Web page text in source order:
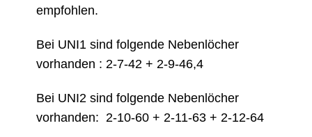
empfohlen.
Bei UNI1 sind folgende Nebenlöcher
vorhanden : 2-7-42 + 2-9-46,4
Bei UNI2 sind folgende Nebenlöcher
vorhanden: 2-10-60 + 2-11-63 + 2-12-64